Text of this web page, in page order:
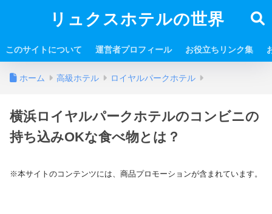
リュクスホテルの世界
このサイトについて 運営者プロフィール お役立ちリンク集
ホーム 高級ホテル ロイヤルパークホテル
横浜ロイヤルパークホテルのコンビニの
持ち込みOKな食べ物とは？
※本サイトのコンテンツには、商品プロモーションが含まれています。